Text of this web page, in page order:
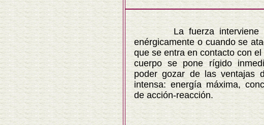
La fuerza interviene
enérgicamente o cuando se
que se entra en contacto con
cuerpo se pone rígido
poder gozar de las ventajas
intensa: energía máxima,
de acción-reacción.